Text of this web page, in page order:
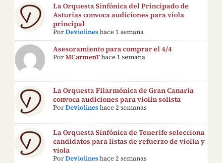
La Orquesta Sinfónica del Principado de
Asturias convoca audiciones para viola
principal
PorDeviolines hace 1 semana
Asesoramiento para comprar el 4/4
PorMCarmenThace 1 semana
La Orquesta Filarmónica de Gran Canaria
convoca audiciones para violín solista
PorDeviolines hace 2 semanas
La Orquesta Sinfónica de Tenerife selecciona
candidatos para listas de refuerzo de violín y
viola
PorDeviolines hace 2 semanas